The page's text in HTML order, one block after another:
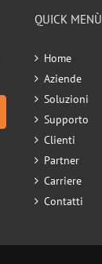
QUICK MENÙ
Home
Aziende
Soluzioni
Supporto
Clienti
Partner
Carriere
Contatti